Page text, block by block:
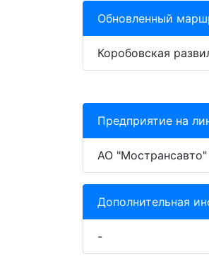
Обновленный
Коробовская
Предприятие на
АО
Дополнительная
-